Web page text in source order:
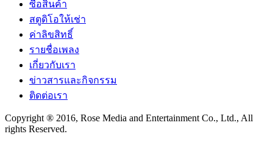
ซื้อสินค้า
สตูดิโอให้เช่า
ค่าลิขสิทธิ์
รายชื่อเพลง
เกี่ยวกับเรา
ข่าวสารและกิจกรรม
ติดต่อเรา
Copyright ® 2016, Rose Media and Entertainment Co., Ltd., All
rights Reserved.